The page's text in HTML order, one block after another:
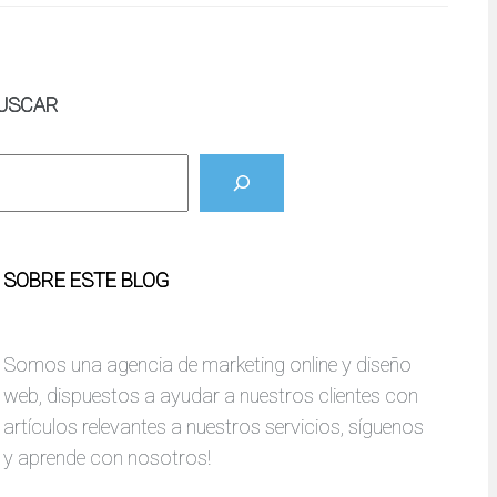
SOBRE ESTE BLOG
Somos una agencia de marketing online y diseño
web, dispuestos a ayudar a nuestros clientes con
artículos relevantes a nuestros servicios, síguenos
y aprende con nosotros!